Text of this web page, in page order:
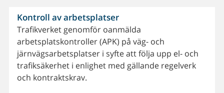
Kontroll av arbetsplatser
Trafikverket genomför oanmälda
arbetsplatskontroller (APK) på väg- och
järnvägsarbetsplatser i syfte att följa upp el- och
trafiksäkerhet i enlighet med gällande regelverk
och kontraktskrav.